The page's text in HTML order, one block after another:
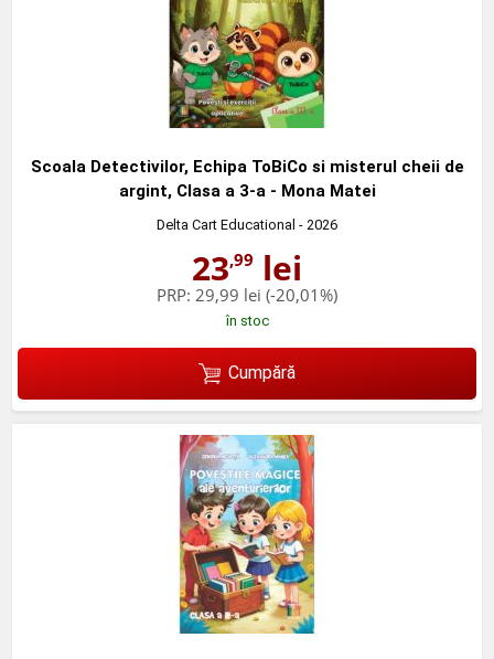
Scoala Detectivilor, Echipa ToBiCo si misterul cheii de
argint, Clasa a 3-a - Mona Matei
Delta Cart Educational - 2026
23,99 lei
PRP: 29,99 lei (-20,01%)
în stoc
Cumpără